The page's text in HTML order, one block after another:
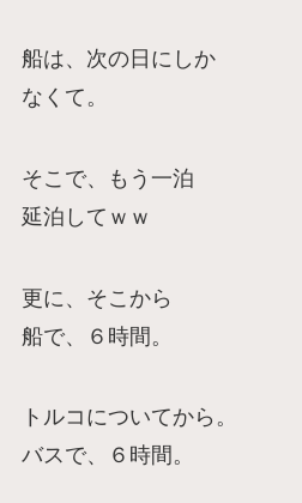
船は、次の日にしか
なくて。
そこで、もう一泊
延泊してｗｗ
更に、そこから
船で、６時間。
トルコについてから。
バスで、６時間。